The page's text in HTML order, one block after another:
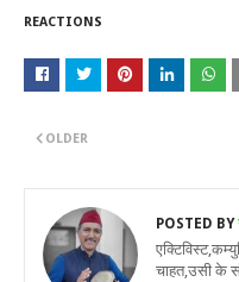
REACTIONS
OLDER
POSTED BY
चाहत,उसी के